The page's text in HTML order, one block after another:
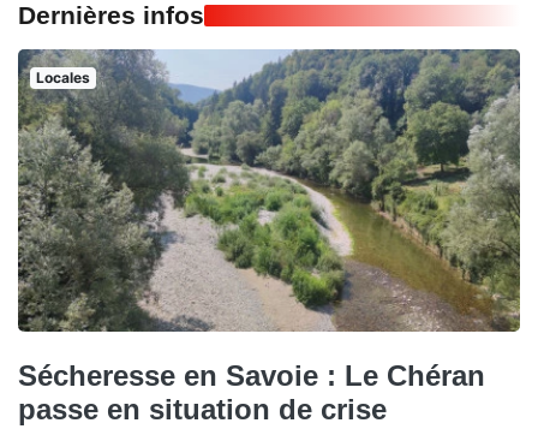
Dernières infos
Locales
Sécheresse en Savoie : Le Chéran
passe en situation de crise